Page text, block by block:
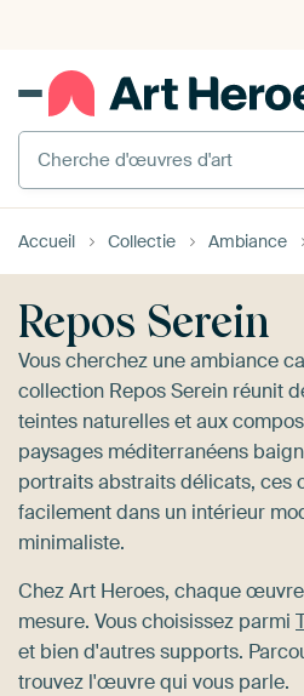
375'000+ murs vides remplis
Cherche d'œuvres d'art
Accueil Collectie Ambiance
Repos Serein
Vous cherchez une ambiance
collection Repos Serein réunit
teintes naturelles et aux
paysages méditerranéens
portraits abstraits délicats, ces
facilement dans un intérieur
minimaliste.
Chez Art Heroes, chaque
mesure. Vous choisissez parmi
et bien d'autres supports.
trouvez l'œuvre qui vous parle.